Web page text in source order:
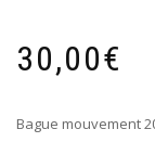
30,00€
Bague mouvement